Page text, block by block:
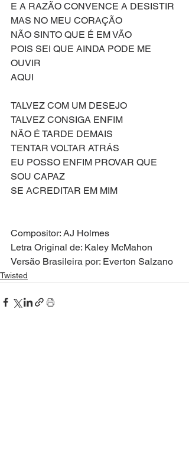
E A RAZÃO CONVENCE A DESISTIR
MAS NO MEU CORAÇÃO
NÃO SINTO QUE É EM VÃO
POIS SEI QUE AINDA PODE ME
OUVIR
AQUI
TALVEZ COM UM DESEJO
TALVEZ CONSIGA ENFIM
NÃO É TARDE DEMAIS
TENTAR VOLTAR ATRÁS
EU POSSO ENFIM PROVAR QUE
SOU CAPAZ
SE ACREDITAR EM MIM
Compositor: AJ Holmes
Letra Original de: Kaley McMahon
Versão Brasileira por: Everton Salzano
Twisted